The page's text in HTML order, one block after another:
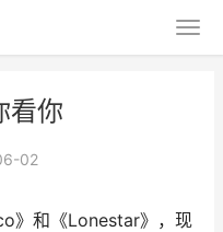
看你
02
》和《Lonestar》，现